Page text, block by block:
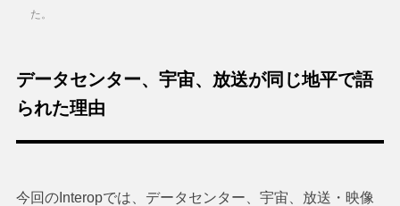
た。
データセンター、宇宙、放送が同じ地平で語
られた理由
今回のInteropでは、データセンター、宇宙、放送・映像